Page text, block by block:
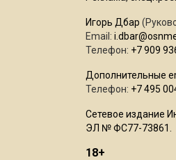
Игорь Дбар
Email:
Телефон: +7 909
Дополнительные
Телефон: +7 495
Сетевое издание
ЭЛ № ФС77-73861.
18+